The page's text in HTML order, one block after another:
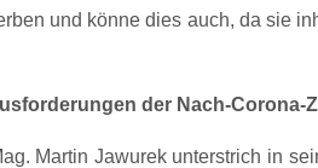
und könne dies auch, da sie
der Nach-Corona-
Martin Jawurek unterstrich in